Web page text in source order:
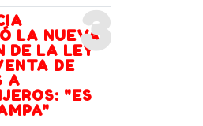
3
LA NUEVA
DE LA LEY
DE
A
"ES